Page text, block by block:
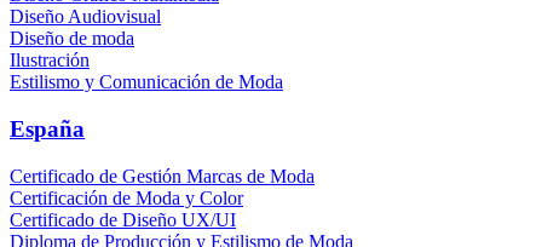
Diseño Audiovisual
Diseño de moda
Ilustración
Estilismo y Comunicación de Moda
España
Certificado de Gestión Marcas de Moda
Certificación de Moda y Color
Certificado de Diseño UX/UI
Diploma de Producción y Estilismo de Moda